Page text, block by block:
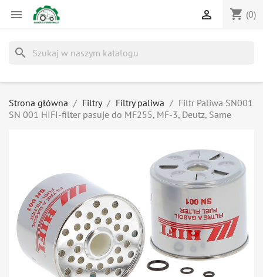
 shopping_cart (0)

search
Strona główna Filtry Filtry paliwa
Filtr Paliwa SN001
SN 001 HIFI-filter pasuje do MF255, MF-3, Deutz, Same